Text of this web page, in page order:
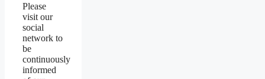
Please
visit our
social
network to
be
continuously
informed